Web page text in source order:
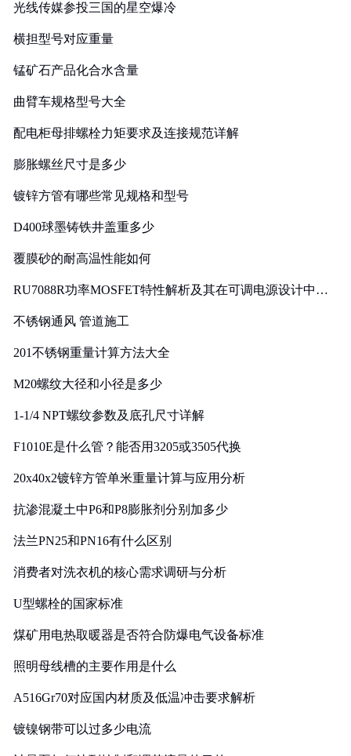
光线传媒参投三国的星空爆冷
横担型号对应重量
锰矿石产品化合水含量
曲臂车规格型号大全
配电柜母排螺栓力矩要求及连接规范详解
膨胀螺丝尺寸是多少
镀锌方管有哪些常见规格和型号
D400球墨铸铁井盖重多少
覆膜砂的耐高温性能如何
RU7088R功率MOSFET特性解析及其在可调电源设计中的
不锈钢通风 管道施工
201不锈钢重量计算方法大全
M20螺纹大径和小径是多少
1-1/4 NPT螺纹参数及底孔尺寸详解
F1010E是什么管？能否用3205或3505代换
20x40x2镀锌方管单米重量计算与应用分析
抗渗混凝土中P6和P8膨胀剂分别加多少
法兰PN25和PN16有什么区别
消费者对洗衣机的核心需求调研与分析
U型螺栓的国家标准
煤矿用电热取暖器是否符合防爆电气设备标准
照明母线槽的主要作用是什么
A516Gr70对应国内材质及低温冲击要求解析
镀镍钢带可以过多少电流